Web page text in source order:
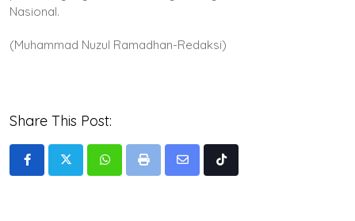
Nasional.
(Muhammad Nuzul Ramadhan-Redaksi)
Share This Post:
WhatsappPrint
Share
Tiktok